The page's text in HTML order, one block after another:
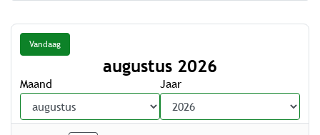
Vandaag
augustus 2026
Maand Jaar